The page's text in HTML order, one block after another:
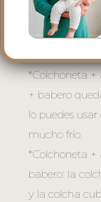
*Sólo la
usar en
*Colchoneta
+ babero
lo puedes
mucho frío.
*Colchoneta
babero: la
y la colcha